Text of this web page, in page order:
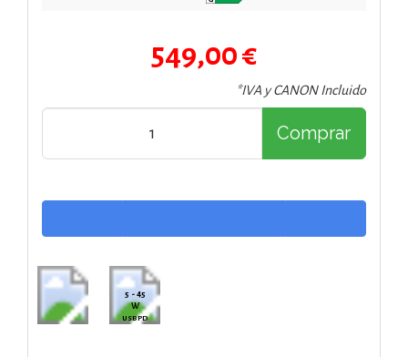
549,00 €
*IVA y CANON Incluido
Comprar
5 - 45
W
USB PD